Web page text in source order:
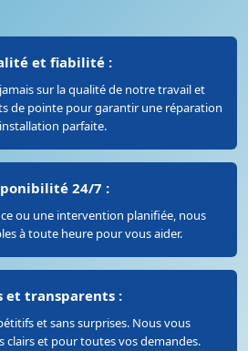
et fiabilité :
sur la qualité de notre travail et
de pointe pour garantir une réparation
parfaite.
24/7 :
ou une intervention planifiée, nous
à toute heure pour vous aider.
et transparents :
et sans surprises. Nous vous
clairs et pour toutes vos demandes.